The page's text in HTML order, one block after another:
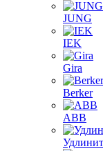
JUNG
IEK
Gira
Berker
ABB